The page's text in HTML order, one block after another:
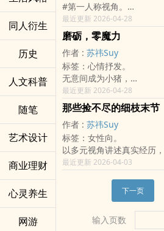
同人衍生
历史
人文科普
随笔
艺术设计
商业理财
心灵养生
网游
站在郑卜丁身边。然而，
一场突如其来的事故，却
更可怕的是，整个监狱异
没有人愿意追查。
没有人愿意说真话。
所有人都像什么事也没发生
郑卜丁终于明白，真正可
套让所有人学会沉默的体制
与此同时，邓子琪也收到
请。那是她梦寐以求、却
她或许能重新成为机师；
那场空难留下的创伤。
飞行有一个术语，叫「V1
那是飞机起飞前的决定速
方出现危险，也不能停下
邓子琪与郑卜丁的人生，
她从天空坠回人间。
他从监狱仰望天空。
而他们都必须学会，如何
在他们那些柴米油盐的平
被温柔地摊开。他们遇见
缄默守护的无声神明，在
韵；他们也像侦探一样，
解开一个个执着又笨拙的
来治愈的温暖。
没有高深莫测的学问，也
同小镇的特色美食以及两
意强调、却早已深深刻进
有些光，不立刻看见，但一
#第一人称视角。
#涉及校园内权势及PUA行
但可能造成部分不适，还
#故事内容皆为虚构
人总渴望着被认同、被理
任需要付出什么代价作为交
如果这一切都是谎言，那
代价？
当人们高举着正义之名，
能被称之为正义吗？
当捍卫正义所需要做的，
他们的伤疤时，这还能被称
正义究竟是什么？捍卫着
心？
「我......只不过是想要能
么才会走到这一步？」
「到头来，我还是什么都
最近更新 2026-04-28
磨砺，零魔力
作者 : 苏祎Suy
标签：心情抒发。
无意间成为小猪，
一步步进入陷阱，
被宰割后的羞愧，
最终自省与重生。
最近更新 2026-04-28
那些捡不尽的细枝末节
作者 : 苏祎Suy
标签：女性向。
以多元视角讲述真实经历
我的。
从童年的伤痛与不能说的
到亲子之间的矛盾，这些
饰，真诚地娓娓道来。
带点些许观点与提问，愿
记以及母职的多面样貌吗？
最近更新 2026-04-03
下一页
输入页数